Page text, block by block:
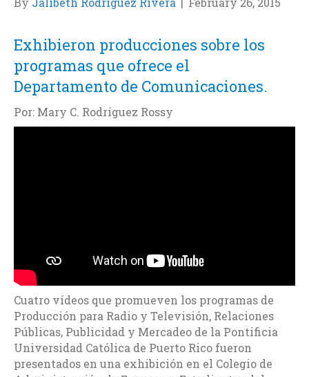
Exhibieron producciones sobre los
programas que ofrece el
Departamento de Comunicaciones.
Por: Mary C. Rodríguez Rossy
Cuatro vídeos que promueven los programas de
Producción para Radio y Televisión, Relaciones
Públicas, Publicidad y Mercadeo de la Pontificia
Universidad Católica de Puerto Rico fueron
presentados en una exhibición en el Colegio de